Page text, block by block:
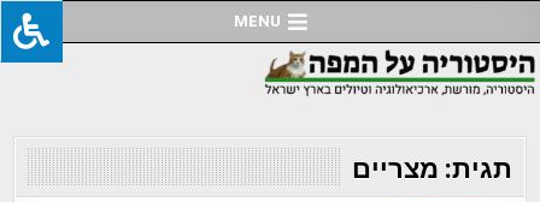
to
content
MENU
תגית: מצריים